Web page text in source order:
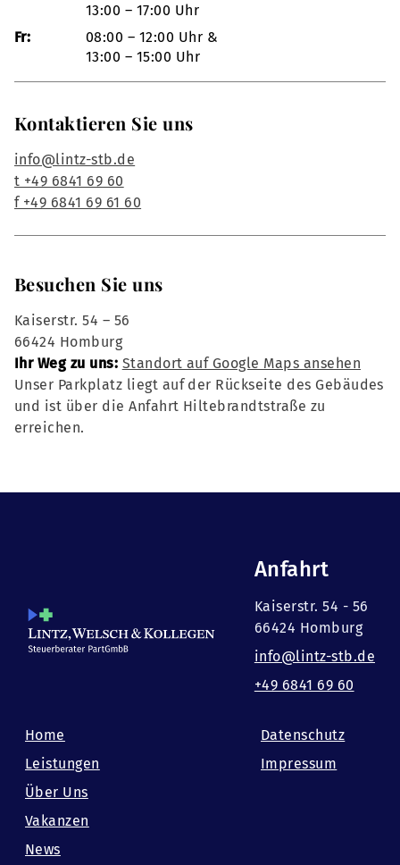
13:00 – 17:00 Uhr
Fr:
08:00 – 12:00 Uhr &
13:00 – 15:00 Uhr
Kontaktieren Sie uns
info@lintz-stb.de
t +49 6841 69 60
f +49 6841 69 61 60
Besuchen Sie uns
Kaiserstr. 54 – 56
66424 Homburg
Ihr Weg zu uns: Standort auf Google Maps ansehen
Unser Parkplatz liegt auf der Rückseite des Gebäudes
und ist über die Anfahrt Hiltebrandtstraße zu
erreichen.
Anfahrt
Kaiserstr. 54 - 56
66424 Homburg
info@lintz-stb.de
+49 6841 69 60
Home
Leistungen
Über Uns
Vakanzen
News
Datenschutz
Impressum